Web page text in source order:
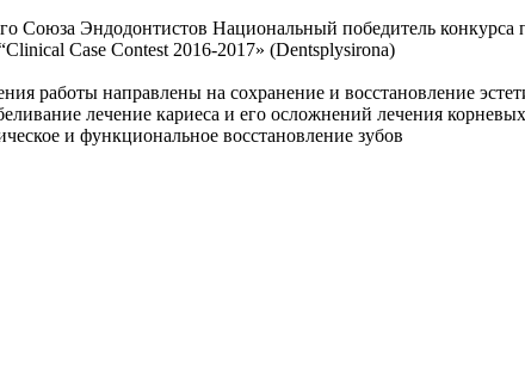
Союза Эндодонтистов Национальный победитель конкурса
Case Contest 2016-2017» (Dentsplysirona)
работы направлены на сохранение и восстановление
лечение кариеса и его осложнений лечения
и функциональное восстановление зубов